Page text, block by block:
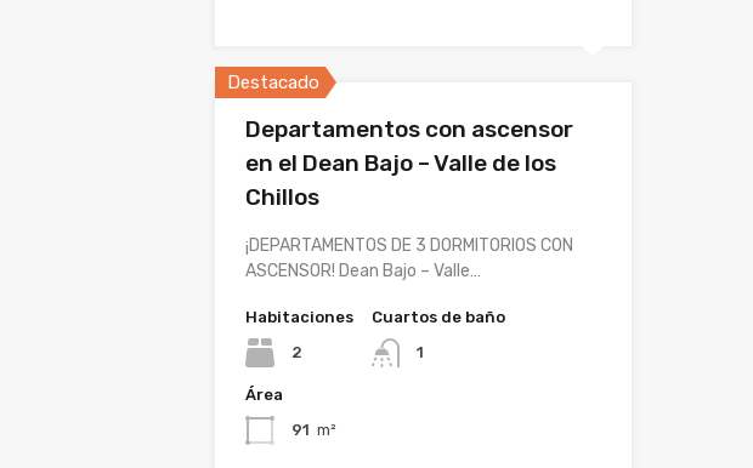
Destacado
Departamentos con ascensor
en el Dean Bajo – Valle de los
Chillos
¡DEPARTAMENTOS DE 3 DORMITORIOS CON
ASCENSOR! Dean Bajo – Valle…
Habitaciones
2
Cuartos de baño
1
Área
91 m²